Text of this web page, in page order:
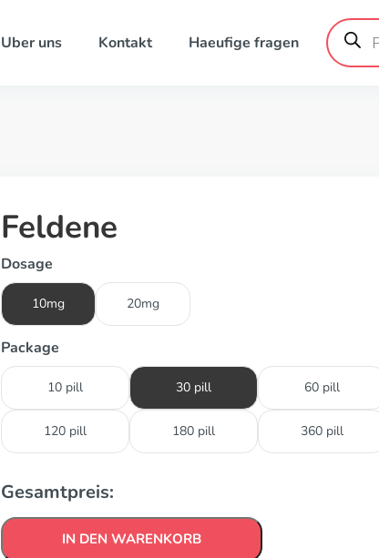
Uber uns Kontakt Haeufige fragen search
Feldene
Dosage
10mg 20mg
Package
10 pill 30 pill 60 pill
120 pill 180 pill 360 pill
Gesamtpreis:
IN DEN WARENKORB